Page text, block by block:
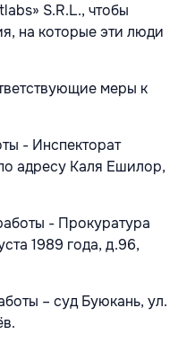
S.R.L., чтобы
на которые эти люди
меры к
- Инспекторат
адресу Каля Ешилор,
- Прокуратура
1989 года, д.96,
– суд Буюкань, ул.